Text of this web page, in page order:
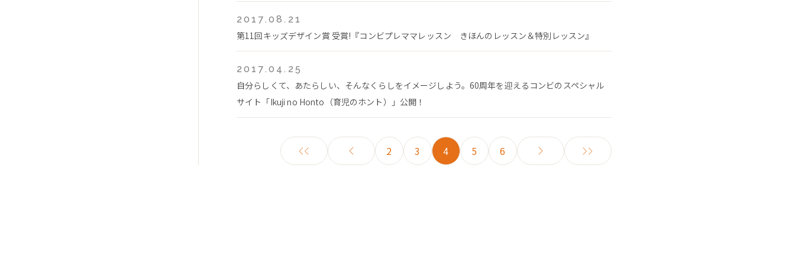
2017.08.21
第11回キッズデザイン賞 受賞!『コンビプレママレッスン きほんのレッスン＆特別レッスン』
2017.04.25
自分らしくて、あたらしい、そんなくらしをイメージしよう。60周年を迎えるコンビのスペシャル
サイト「Ikuji no Honto（育児のホント）」公開！
2 3 4 5 6